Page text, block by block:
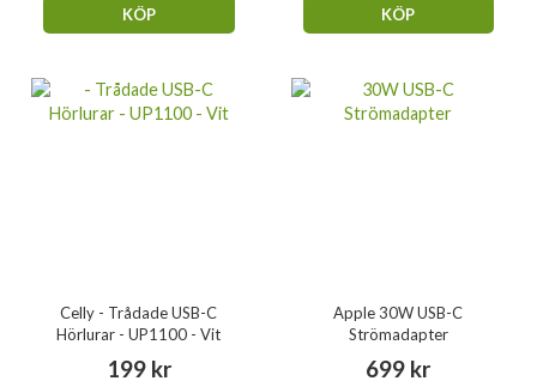
KÖP KÖP
Celly - Trådade USB-C
Hörlurar - UP1100 - Vit
199 kr
Apple 30W USB-C
Strömadapter
699 kr